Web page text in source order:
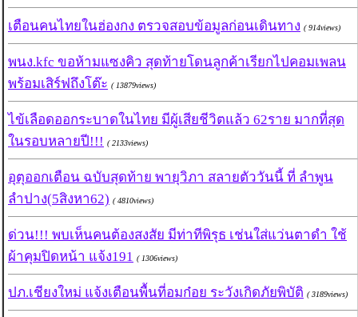
เตือนคนไทยในฮ่องกง ตรวจสอบข้อมูลก่อนเดินทาง ( 914views)
พนง.kfc ขอห้ามแซงคิว สุดท้ายโดนลูกค้าเรียกไปคอมเพลน
พร้อมเสิร์ฟถึงโต๊ะ ( 13879views)
ไข้เลือดออกระบาดในไทย มีผู้เสียชีวิตแล้ว 62ราย มากที่สุด
ในรอบหลายปี!!! ( 2133views)
อุตุออกเตือน ฉบับสุดท้าย พายุวิภา สลายตัววันนี้ ที่ ลำพูน
ลำปาง(5สิงหา62) ( 4810views)
ด่วน!!! พบเห็นคนต้องสงสัย มีท่าทีพิรุธ เช่นใส่แว่นตาดำ ใช้
ผ้าคุมปิดหน้า แจ้ง191 ( 1306views)
ปภ.เชียงใหม่ แจ้งเตือนพื้นที่อมก๋อย ระวังเกิดภัยพิบัติ ( 3189views)